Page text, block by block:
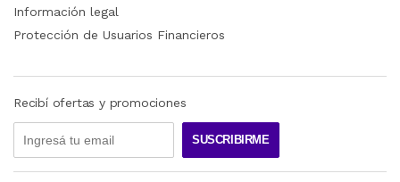
Información legal
Protección de Usuarios Financieros
Recibí ofertas y promociones
SUSCRIBIRME